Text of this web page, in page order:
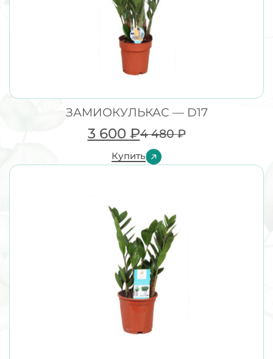
ЗАМИОКУЛЬКАС — D17
4 480₽
3 600 ₽
Купить